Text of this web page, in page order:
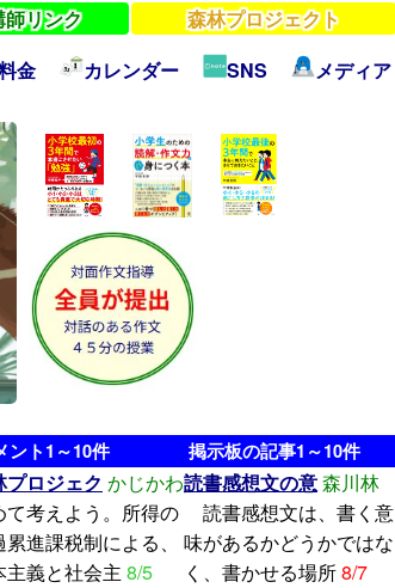
リンク
森林プロジェクト
金 カレンダー SNS メディア
ント1～10件
プロジェク かじかわ
て考えよう。所得の
累進課税制による、
主義と社会主 8/5
掲示板の記事1～10件
読書感想文の意森川林
読書感想文は、書く意
味があるかどうかではな
く、書かせる場所8/7